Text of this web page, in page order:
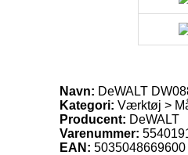
Navn: DeWALT
Kategori: Værktøj >
Producent: DeWALT
Varenummer:
EAN: 5035048669600